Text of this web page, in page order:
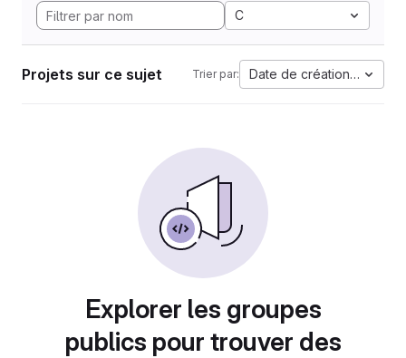
C
Projets sur ce sujet Trier par: Date de création la plus
Explorer les groupes
publics pour trouver des